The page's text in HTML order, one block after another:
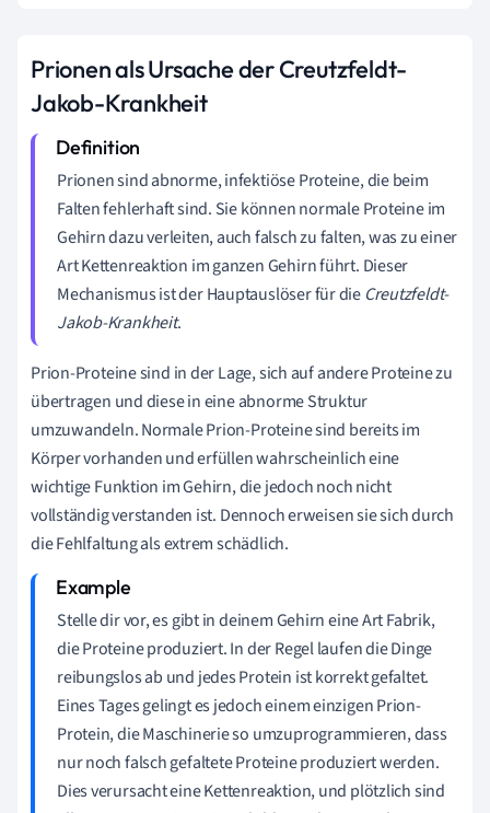
Prionen als Ursache der Creutzfeldt-
Jakob-Krankheit
Prionen sind abnorme, infektiöse Proteine, die beim
Falten fehlerhaft sind. Sie können normale Proteine im
Gehirn dazu verleiten, auch falsch zu falten, was zu einer
Art Kettenreaktion im ganzen Gehirn führt. Dieser
Mechanismus ist der Hauptauslöser für die Creutzfeldt-
Jakob-Krankheit.
Prion-Proteine sind in der Lage, sich auf andere Proteine zu
übertragen und diese in eine abnorme Struktur
umzuwandeln. Normale Prion-Proteine sind bereits im
Körper vorhanden und erfüllen wahrscheinlich eine
wichtige Funktion im Gehirn, die jedoch noch nicht
vollständig verstanden ist. Dennoch erweisen sie sich durch
die Fehlfaltung als extrem schädlich.
Stelle dir vor, es gibt in deinem Gehirn eine Art Fabrik,
die Proteine produziert. In der Regel laufen die Dinge
reibungslos ab und jedes Protein ist korrekt gefaltet.
Eines Tages gelingt es jedoch einem einzigen Prion-
Protein, die Maschinerie so umzuprogrammieren, dass
nur noch falsch gefaltete Proteine produziert werden.
Dies verursacht eine Kettenreaktion, und plötzlich sind